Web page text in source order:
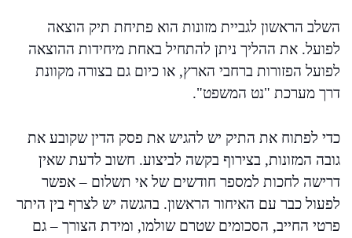
השלב הראשון לגביית מזונות הוא פתיחת תיק הוצאה
לפועל. את ההליך ניתן להתחיל באחת מיחידות ההוצאה
לפועל הפזורות ברחבי הארץ, או כיום גם בצורה מקוונת
דרך מערכת "נט המשפט".
כדי לפתוח את התיק יש להגיש את פסק הדין שקובע את
גובה המזונות, בצירוף בקשה לביצוע. חשוב לדעת שאין
דרישה לחכות למספר חודשים של אי תשלום – אפשר
לפעול כבר עם האיחור הראשון. בהגשה יש לצרף בין היתר
פרטי החייב, הסכומים שטרם שולמו, ומידת הצורך – גם